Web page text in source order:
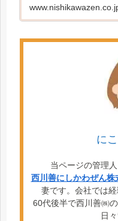
お
に
当ページの管理
西川善にしかわぜん株
妻です。会社では経
60代後半で西川善㈱
日